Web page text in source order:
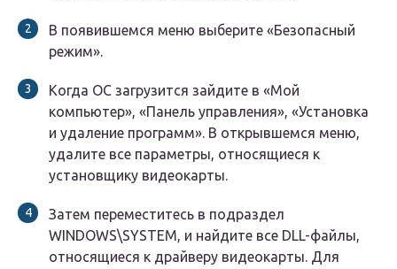
В появившемся меню выберите «Безопасный
режим».
Когда ОС загрузится зайдите в «Мой
компьютер», «Панель управления», «Установка
и удаление программ». В открывшемся меню,
удалите все параметры, относящиеся к
установщику видеокарты.
Затем переместитесь в подраздел
WINDOWS\SYSTEM, и найдите все DLL-файлы,
относящиеся к драйверу видеокарты. Для